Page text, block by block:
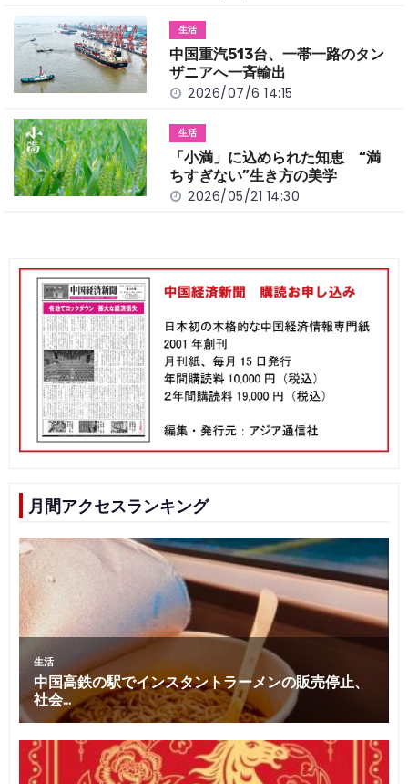
生活
中国重汽513台、一帯一路のタン
ザニアへ一斉輸出
2026/07/6 14:15
生活
「小満」に込められた知恵 “満
ちすぎない”生き方の美学
2026/05/21 14:30
月間アクセスランキング